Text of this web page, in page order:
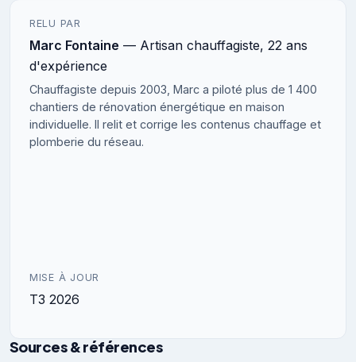
RELU PAR
Marc Fontaine — Artisan chauffagiste, 22 ans
d'expérience
Chauffagiste depuis 2003, Marc a piloté plus de 1 400
chantiers de rénovation énergétique en maison
individuelle. Il relit et corrige les contenus chauffage et
plomberie du réseau.
MISE À JOUR
T3 2026
Sources & références